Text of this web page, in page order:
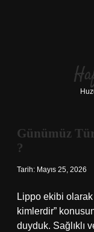
Günümüz
?
Tarih: Mayıs 25, 2026
Lippo ekibi olarak
kimlerdir”
duyduk. Sağlıklı